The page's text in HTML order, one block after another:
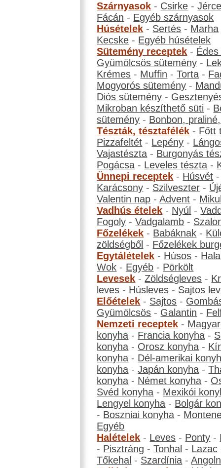
Szárnyasok - Csirke -
Fácán - Egyéb szárnyasok
Húsételek - Sertés - Marha
Kecske - Egyéb húsételek
Sütemény receptek -
Gyümölcsös sütemény -
Krémes - Muffin -Torta -
Mogyorós sütemény -
Diós sütemény -
Mikroban készíthető süti -
sütemény - Bonbon,
Tészták, tésztafélék - Főtt
Pizzafeltét - Lepény -
Vajastészta - Burgonyás
Pogácsa - Leveles tészta -
Ünnepi receptek - Húsvét
Karácsony - Szilveszter -
Valentin nap -Advent -
Vadhús ételek - Nyúl -
Fogoly -Vadgalamb -
Főzelékek - Babáknak -
zöldségből - Főzelékek
Egytálételek - Húsos -
Wok - Egyéb - Pörkölt
Levesek -Zöldségleves -
leves - Húsleves - Sajtos
Előételek - Sajtos -
Gyümölcsös - Galantin -
Nemzeti receptek -
konyha - Francia konyha -
konyha - Orosz konyha -
konyha - Dél-amerikai
konyha -Japán konyha -
konyha - Német konyha -
Svéd konyha - Mexikói
Lengyel konyha - Bolgár
- Boszniai konyha -
Egyéb
Halételek - Leves - Ponty -
- Pisztráng -Tonhal - Lazac
Tőkehal - Szardínia -